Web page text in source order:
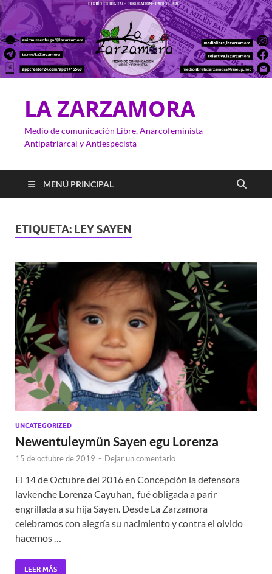
LA ZARZAMORA
Medio de comunicación Libre, Anarcofeminista
Antipatriarcal y Antiespecista
MENÚ PRINCIPAL
ETIQUETA: LEY SAYEN
UNCATEGORIZED
Newentuleymün Sayen egu Lorenza
15 de octubre de 2019 - Dejar un comentario
El 14 de Octubre del 2016 en Concepción la defensora
lavkenche Lorenza Cayuhan, fué obligada a parir
engrillada a su hija Sayen. Desde La Zarzamora
celebramos con alegría su nacimiento y contra el olvido
hacemos …
LEER MÁS